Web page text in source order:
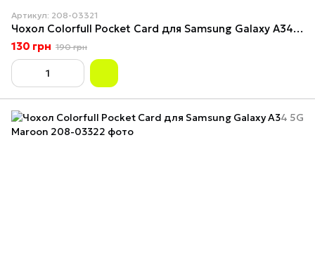
Артикул: 208-03321
Чохол Colorfull Pocket Card для Samsung Galaxy A34 5G Elegant purple
130 грн 190 грн